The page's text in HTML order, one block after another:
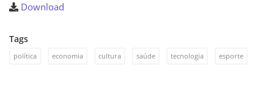
Download
Tags
política economia cultura saúde tecnologia esporte